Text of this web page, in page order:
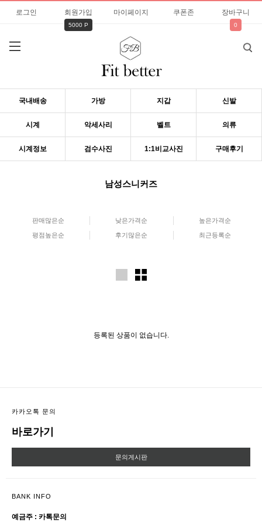
로그인 회원가입
5000 P
마이페이지 쿠폰존 장바구니
0
국내배송 가방 지갑 신발
시계 악세사리 벨트 의류
시계정보 검수사진 1:1비교사진 구매후기
남성스니커즈
판매많은순 낮은가격순 높은가격순
평점높은순 후기많은순 최근등록순
등록된 상품이 없습니다.
카카오톡 문의
바로가기
문의게시판
BANK INFO
예금주 : 카톡문의